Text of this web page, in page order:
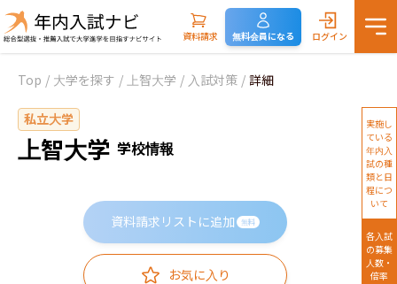
資料請求 無料会員になる ログイン
Top / 大学を探す / 上智大学 / 入試対策 / 詳細
私立大学
上智大学 学校情報
資料請求リストに追加 無料
お気に入り
実施し
ている
年内入
試の種
類と日
程につ
いて
各入試
の募集
人数・
倍率